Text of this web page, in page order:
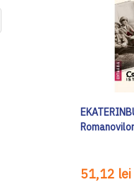
51,12 lei